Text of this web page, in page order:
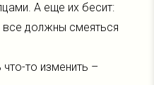
А еще их бесит:
все должны смеяться
то изменить –